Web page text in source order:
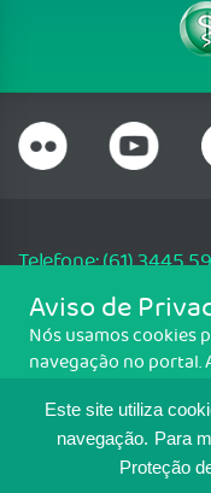
Este site utiliza
navegação. Para
Proteção
Telefone: (61) 3445
Email:
SGAS 616, Conjunto D,
CNPJ: 33.583.550/0001-30
MAPA DO SITE
Aviso de
Nós usamos cookies
navegação no portal.
Para ter mais
Política de cookies.